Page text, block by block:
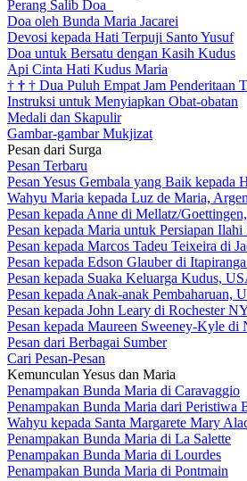
Perang Salib Doa
Doa oleh Bunda Maria Jacarei
Devosi kepada Hati Terpuji Santo Yusuf
Doa untuk Bersatu dengan Kasih Kudus
Api Cinta Hati Kudus Maria
† † † Dua Puluh Empat Jam Penderitaan
Instruksi untuk Menyiapkan Obat-obatan
Medali dan Skapulir
Gambar-gambar Mukjizat
Pesan dari Surga
Pesan Terbaru
Pesan Yesus Gembala yang Baik kepada
Wahyu Maria kepada Luz de Maria,
Pesan kepada Anne di Mellatz/
Pesan kepada Maria untuk Persiapan Ilahi
Pesan kepada Marcos Tadeu Teixeira di
Pesan kepada Edson Glauber di
Pesan kepada Suaka Keluarga Kudus,
Pesan kepada Anak-anak Pembaharuan,
Pesan kepada John Leary di Rochester
Pesan kepada Maureen Sweeney-Kyle
Pesan dari Berbagai Sumber
Cari Pesan-Pesan
Kemunculan Yesus dan Maria
Penampakan Bunda Maria di Caravaggio
Penampakan Bunda Maria dari Peristiwa
Wahyu kepada Santa Margarete Mary
Penampakan Bunda Maria di La Salette
Penampakan Bunda Maria di Lourdes
Penampakan Bunda Maria di Pontmain